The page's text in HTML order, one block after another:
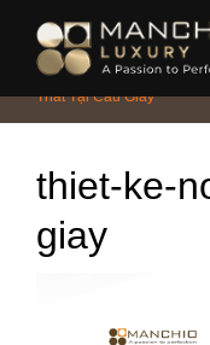
Home/Tin Tức & Sự Kiện
Thất Tại Cầu Giấy
thiet-ke-
giay